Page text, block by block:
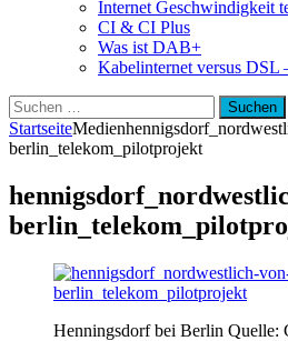
Internet Geschwindigkeit
CI & CI Plus
Was ist DAB+
Kabelinternet versus DSL
Suchen
nach:
StartseiteMedien
berlin_telekom_pilotprojekt
Henningsdorf bei Berlin Quelle: